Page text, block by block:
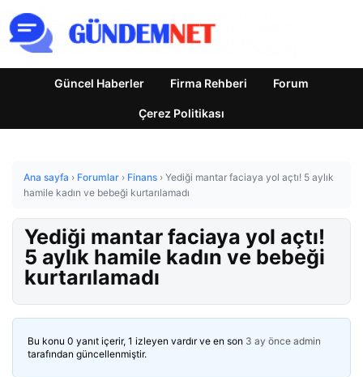
Güncel Haberler Firma Rehberi Forum
Çerez Politikası
Ana sayfa › Forumlar › Finans › Yediği mantar faciaya yol açtı! 5 aylık
hamile kadın ve bebeği kurtarılamadı
Yediği mantar faciaya yol açtı!
5 aylık hamile kadın ve bebeği
kurtarılamadı
Bu konu 0 yanıt içerir, 1 izleyen vardır ve en son 3 ay önce admin
tarafından güncellenmiştir.